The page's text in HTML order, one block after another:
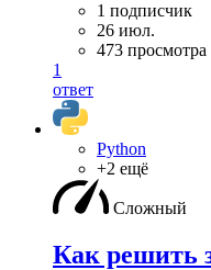
1 подписчик
26 июл.
473 просмотра
1
ответ
Python
+2 ещё
Сложный
Как решить